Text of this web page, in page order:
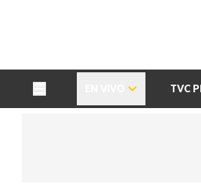
TVC